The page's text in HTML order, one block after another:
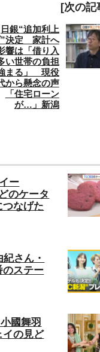
[次の記
日銀“追加利上
”決定 家計へ
響は「借り入
い世帯の負担
まる」 現役
から懸念の声
「住宅ローン
が…」新潟
ー
のケータ
つなげた
さん・
のステー
國舞羽
イの見ど